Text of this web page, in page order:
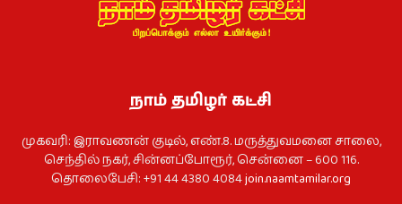
நாம் தமிழர் கட்சி
முகவரி: இராவணன் குடில், எண்.8. மருத்துவமனை சாலை,
செந்தில் நகர், சின்னப்போரூர், சென்னை – 600 116.
தொலைபேசி: +91 44 4380 4084join.naamtamilar.org